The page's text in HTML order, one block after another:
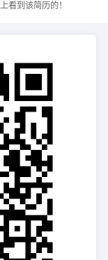
看到该简历的！